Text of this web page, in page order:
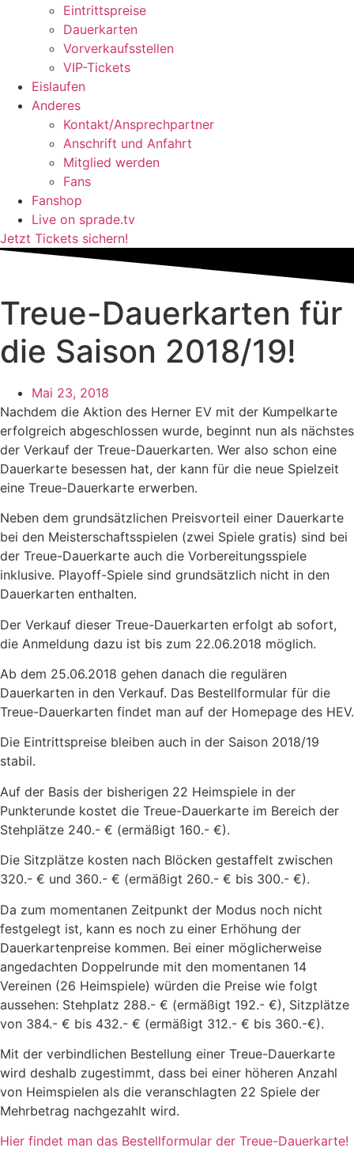
Eintrittspreise
Dauerkarten
Vorverkaufsstellen
VIP-Tickets
Eislaufen
Anderes
Kontakt/Ansprechpartner
Anschrift und Anfahrt
Mitglied werden
Fans
Fanshop
Live on sprade.tv
Jetzt Tickets sichern!
Treue-Dauerkarten für
die Saison 2018/19!
Mai 23, 2018
Nachdem die Aktion des Herner EV mit der Kumpelkarte
erfolgreich abgeschlossen wurde, beginnt nun als nächstes
der Verkauf der Treue-Dauerkarten. Wer also schon eine
Dauerkarte besessen hat, der kann für die neue Spielzeit
eine Treue-Dauerkarte erwerben.
Neben dem grundsätzlichen Preisvorteil einer Dauerkarte
bei den Meisterschaftsspielen (zwei Spiele gratis) sind bei
der Treue-Dauerkarte auch die Vorbereitungsspiele
inklusive. Playoff-Spiele sind grundsätzlich nicht in den
Dauerkarten enthalten.
Der Verkauf dieser Treue-Dauerkarten erfolgt ab sofort,
die Anmeldung dazu ist bis zum 22.06.2018 möglich.
Ab dem 25.06.2018 gehen danach die regulären
Dauerkarten in den Verkauf. Das Bestellformular für die
Treue-Dauerkarten findet man auf der Homepage des HEV.
Die Eintrittspreise bleiben auch in der Saison 2018/19
stabil.
Auf der Basis der bisherigen 22 Heimspiele in der
Punkterunde kostet die Treue-Dauerkarte im Bereich der
Stehplätze 240.- € (ermäßigt 160.- €).
Die Sitzplätze kosten nach Blöcken gestaffelt zwischen
320.- € und 360.- € (ermäßigt 260.- € bis 300.- €).
Da zum momentanen Zeitpunkt der Modus noch nicht
festgelegt ist, kann es noch zu einer Erhöhung der
Dauerkartenpreise kommen. Bei einer möglicherweise
angedachten Doppelrunde mit den momentanen 14
Vereinen (26 Heimspiele) würden die Preise wie folgt
aussehen: Stehplatz 288.- € (ermäßigt 192.- €), Sitzplätze
von 384.- € bis 432.- € (ermäßigt 312.- € bis 360.-€).
Mit der verbindlichen Bestellung einer Treue-Dauerkarte
wird deshalb zugestimmt, dass bei einer höheren Anzahl
von Heimspielen als die veranschlagten 22 Spiele der
Mehrbetrag nachgezahlt wird.
Hier findet man das Bestellformular der Treue-Dauerkarte!